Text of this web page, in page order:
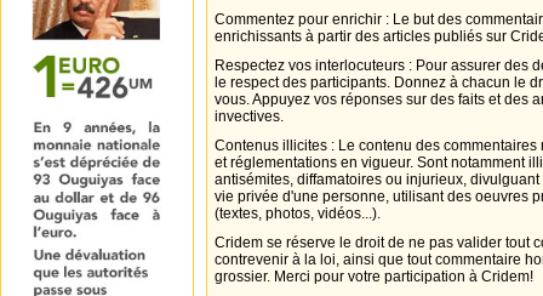
Commentez pour enrichir : Le but des
enrichissants à partir des articles publiés sur
Respectez vos interlocuteurs : Pour assurer des
le respect des participants. Donnez à chacun le
vous. Appuyez vos réponses sur des faits et des
invectives.
Contenus illicites : Le contenu des
et réglementations en vigueur. Sont notamment
antisémites, diffamatoires ou injurieux,
vie privée d'une personne, utilisant des oeuvres
(textes, photos, vidéos...).
Cridem se réserve le droit de ne pas valider tout
contrevenir à la loi, ainsi que tout commentaire
grossier. Merci pour votre participation à Cridem!